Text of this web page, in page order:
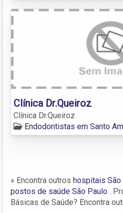
Clínica Dr.Queiroz
Clínica Dr.Queiroz
Endodontistas em Santo
» Encontra outros hospitais São
postos de saúde São Paulo .
Básicas de Saúde? Encontra